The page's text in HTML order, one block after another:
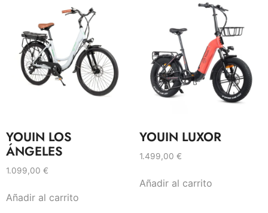
YOUIN LOS
ÁNGELES
1.099,00 €
Añadir al carrito
YOUIN LUXOR
1.499,00 €
Añadir al carrito